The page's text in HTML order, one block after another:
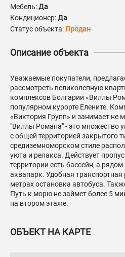
Мебель:Да
Кондиционер:Да
Статус объекта: Продан
Описание объекта
Уважаемые покупатели,
рассмотреть великолепную
комплексов Болгарии «Виллы
популярном курорте Елените.
«Виктория Групп» и занимает не
"Виллы Романа" - это множество
с общей территорией закрытого
средиземноморском стиле
уюта и релакса. Действует
территории есть бассейн, а
аквапарк. Удобная транспортная
метрах остановка автобуса.
Путь к морю не займет более 5
на втором этаже.
ОБЪЕКТ НА КАРТЕ